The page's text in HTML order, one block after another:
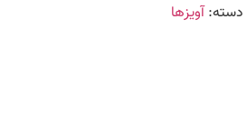
دسته:آویزها